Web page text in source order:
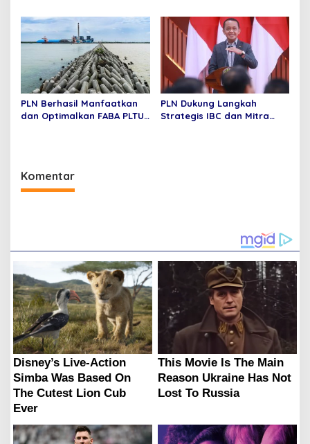
Presiden RI
bagi Petani Jagung
PLN Berhasil Manfaatkan
dan Optimalkan FABA PLTU,
PLN Dukung Langkah
Strategis IBC dan Mitra
Komentar